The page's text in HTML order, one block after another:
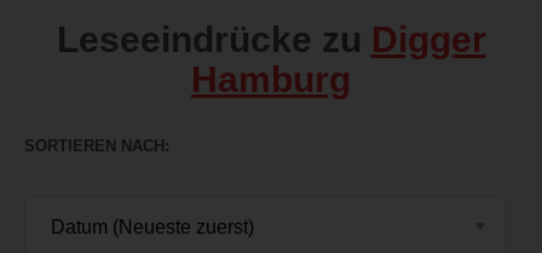
Leseeindrücke zu Digger
Hamburg
SORTIEREN NACH